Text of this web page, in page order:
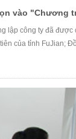
vào "Chương
lập công ty đã được
của tỉnh FuJian;